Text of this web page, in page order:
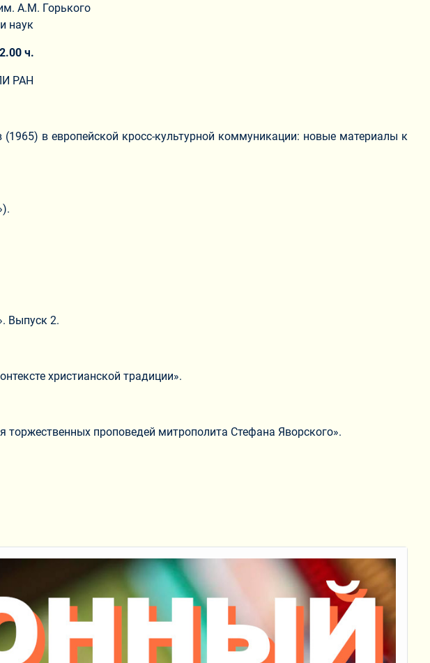
А.М. Горького
наук
ч.
РАН
в европейской кросс-культурной коммуникации: новые материалы к
Выпуск 2.
христианской традиции».
проповедей митрополита Стефана Яворского».